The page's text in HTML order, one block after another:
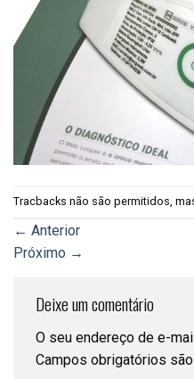
Tracbacks não são permitidos,
← Anterior
Próximo →
Deixe um comentário
O seu endereço de e-
Campos obrigatórios